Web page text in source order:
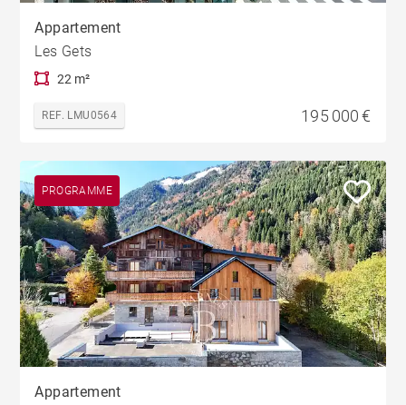
Appartement
Les Gets
22 m²
REF. LMU0564 195 000 €
PROGRAMME
Appartement